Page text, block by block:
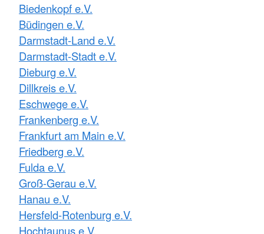
Biedenkopf e.V.
Büdingen e.V.
Darmstadt-Land e.V.
Darmstadt-Stadt e.V.
Dieburg e.V.
Dillkreis e.V.
Eschwege e.V.
Frankenberg e.V.
Frankfurt am Main e.V.
Friedberg e.V.
Fulda e.V.
Groß-Gerau e.V.
Hanau e.V.
Hersfeld-Rotenburg e.V.
Hochtaunus e.V.